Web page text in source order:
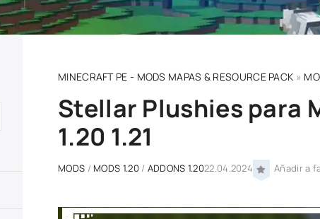
MINECRAFT PE - MODS MAPAS & RESOURCE PACK »
Stellar Plushies para
1.20 1.21
MODS / MODS 1.20 / ADDONS 1.2022.04.2024 Añadir a